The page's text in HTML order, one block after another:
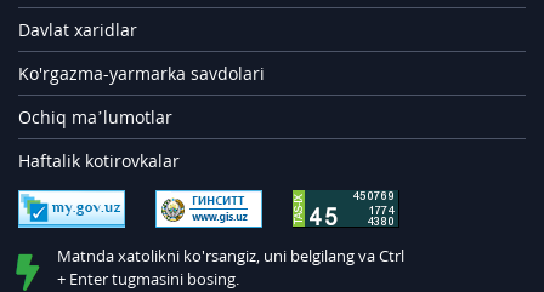
Davlat xaridlar
Ko'rgazma-yarmarka savdolari
Ochiq ma’lumotlar
Haftalik kotirovkalar
Matnda xatolikni ko'rsangiz, uni belgilang va Ctrl
+ Enter tugmasini bosing.